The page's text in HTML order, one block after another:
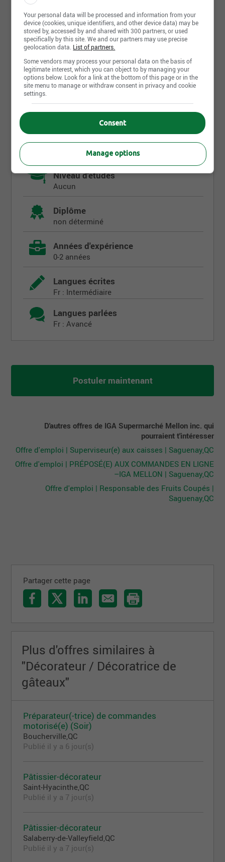
Équité en emploi
Cet employeur souscrit au principe d'équité en
emploi et applique un programme d'accès à l'égalité
en emploi pour les femmes, les autochtones, les
minorités visibles, les minorités ethniques et les
personnes handicapées
Exigences
Niveau d'études
Aucun
Diplôme
non déterminé
Années d'expérience
0-2 années
Langues écrites
Fr : Intermédiaire
Langues parlées
Fr : Avancé
Postuler maintenant
D'autres offres de IGA Supermarché Mellon inc. qui
pourraient t'intéresser
Offre d'emploi | Superviseur(e) aux caisses | Saguenay,QC
Offre d'emploi | PRÉPOSÉ(E) AUX COMMANDES EN LIGNE
–IGA MELLON | Saguenay,QC
Offre d'emploi | Responsable des Fruits Coupés |
Saguenay,QC
Partager cette page
Plus d'offres similaires à
"Décorateur / Décoratrice de
gâteaux"
Préparateur(-trice) de commandes
motorisé(e) (Soir)
Boucherville,QC
Publié il y a 6 jour(s)
Pâtissier-décorateur
Saint-Hyacinthe,QC
Publié il y a 7 jour(s)
Pâtissier-décorateur
Salaberry-de-Valleyfield,QC
Publié il y a 7 jour(s)
Your personal data will be processed and information from your
device (cookies, unique identifiers, and other device data) may be
stored by, accessed by and shared with 300 partners, or used
specifically by this site. We and our partners may use precise
geolocation data. List of partners.
Some vendors may process your personal data on the basis of
legitimate interest, which you can object to by managing your
options below. Look for a link at the bottom of this page or in the
site menu to manage or withdraw consent in privacy and cookie
settings.
Consent
Manage options